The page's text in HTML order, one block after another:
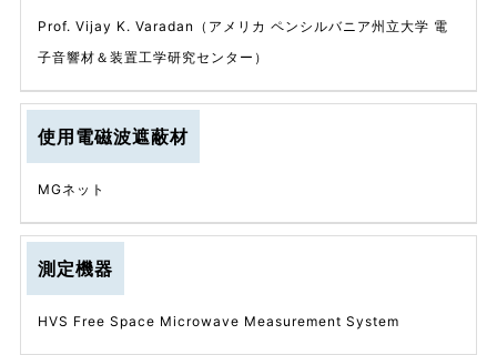
Prof. Vijay K. Varadan（アメリカ ペンシルバニア州立大学 電
子音響材＆装置工学研究センター）
使用電磁波遮蔽材
MGネット
測定機器
HVS Free Space Microwave Measurement System